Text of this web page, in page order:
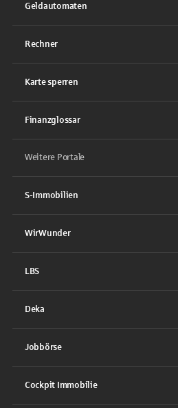
Geldautomaten
Rechner
Karte sperren
Finanzglossar
Weitere Portale
S-Immobilien
WirWunder
LBS
Deka
Jobbörse
Cockpit Immobilie